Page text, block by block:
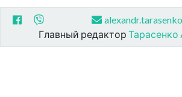
Главный редактор Тарасенко